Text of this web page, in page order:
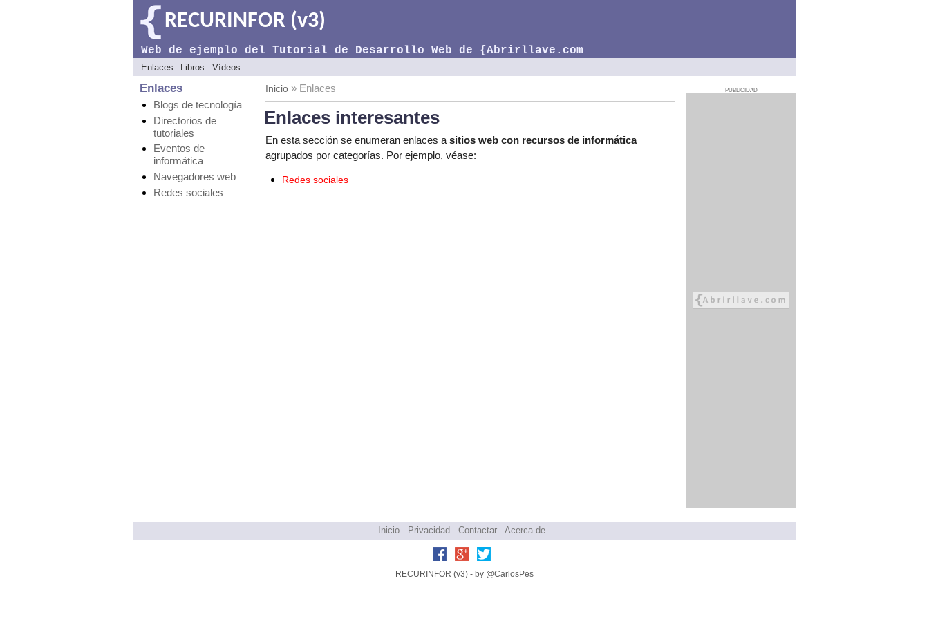
RECURINFOR (v3)
Web de ejemplo del Tutorial de Desarrollo Web de {Abrirllave.com
Enlaces Libros Vídeos
Enlaces
Blogs de tecnología
Directorios de
tutoriales
Eventos de
informática
Navegadores web
Redes sociales
Inicio » Enlaces
Enlaces interesantes
En esta sección se enumeran enlaces asitios web con recursos de informática
agrupados por categorías. Por ejemplo, véase:
Redes sociales
PUBLICIDAD
Inicio Privacidad Contactar Acerca de
RECURINFOR (v3) - by @CarlosPes